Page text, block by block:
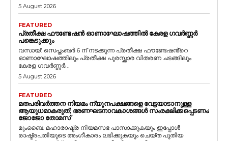
5 August 2026
FEATURED
പ്രതീക്ഷ ഫൗണ്ടേഷൻ ഓണാഘോഷത്തിൽ കേരള ഗവർണ്ണർ
പങ്കെടുക്കും
വസായ്: സെപ്തംബർ 6 ന് നടക്കുന്ന പ്രതീക്ഷ ഫൗണ്ടേഷൻ്റെ
ഓണാഘോഷത്തിലും പ്രതീക്ഷ പുരസ്ക്കാര വിതരണ ചടങ്ങിലും
കേരള ഗവർണ്ണർ...
5 August 2026
FEATURED
മതപരിവർത്തന നിയമം ന്യൂനപക്ഷങ്ങളെ വേട്ടയാടാനുള്ള
ആയുധമാകരുത്; ഭരണഘടനാവകാശങ്ങൾ സംരക്ഷിക്കപ്പെടണം:
ജോജോ തോമസ്
മുംബൈ: മഹാരാഷ്ട്ര നിയമസഭ പാസാക്കുകയും ഇപ്പോൾ
രാഷ്ട്രപതിയുടെ അംഗീകാരം ലഭിക്കുകയും ചെയ്ത പുതിയ